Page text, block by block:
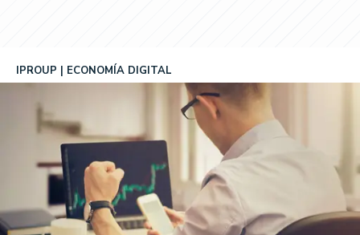
IPROUP ECONOMÍA DIGITAL